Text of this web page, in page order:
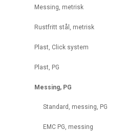
Messing, metrisk
Rustfritt stål, metrisk
Plast, Click system
Plast, PG
Messing, PG
Standard, messing, PG
EMC PG, messing